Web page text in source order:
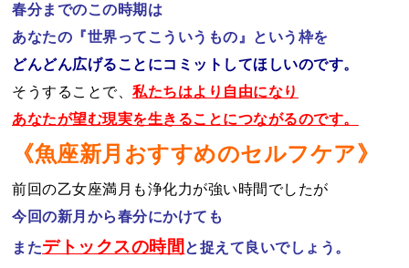
春分までのこの時期は
あなたの『世界ってこういうもの』という枠を
どんどん広げることにコミットしてほしいのです。
そうすることで、私たちはより自由になり
あなたが望む現実を生きることにつながるのです。
《魚座新月おすすめのセルフケア》
前回の乙女座満月も浄化力が強い時間でしたが
今回の新月から春分にかけても
またデトックスの時間 と捉えて良いでしょう。